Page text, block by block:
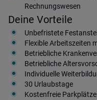
Rechnungswesen
Deine Vorteile
Unbefristete
Flexible Arbeitszeiten
Betriebliche
Betriebliche
Individuelle
30 Urlaubstage
Kostenfreie